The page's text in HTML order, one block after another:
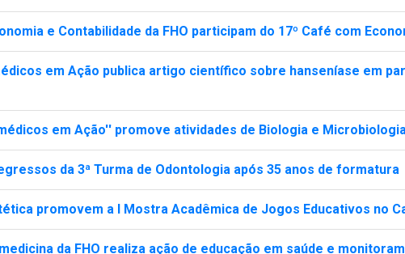
e Contabilidade da FHO participam do 17º Café com
em Ação publica artigo científico sobre hanseníase em
em Ação'' promove atividades de Biologia e
da 3ª Turma de Odontologia após 35 anos de formatura
promovem a I Mostra Acadêmica de Jogos Educativos no
da FHO realiza ação de educação em saúde e